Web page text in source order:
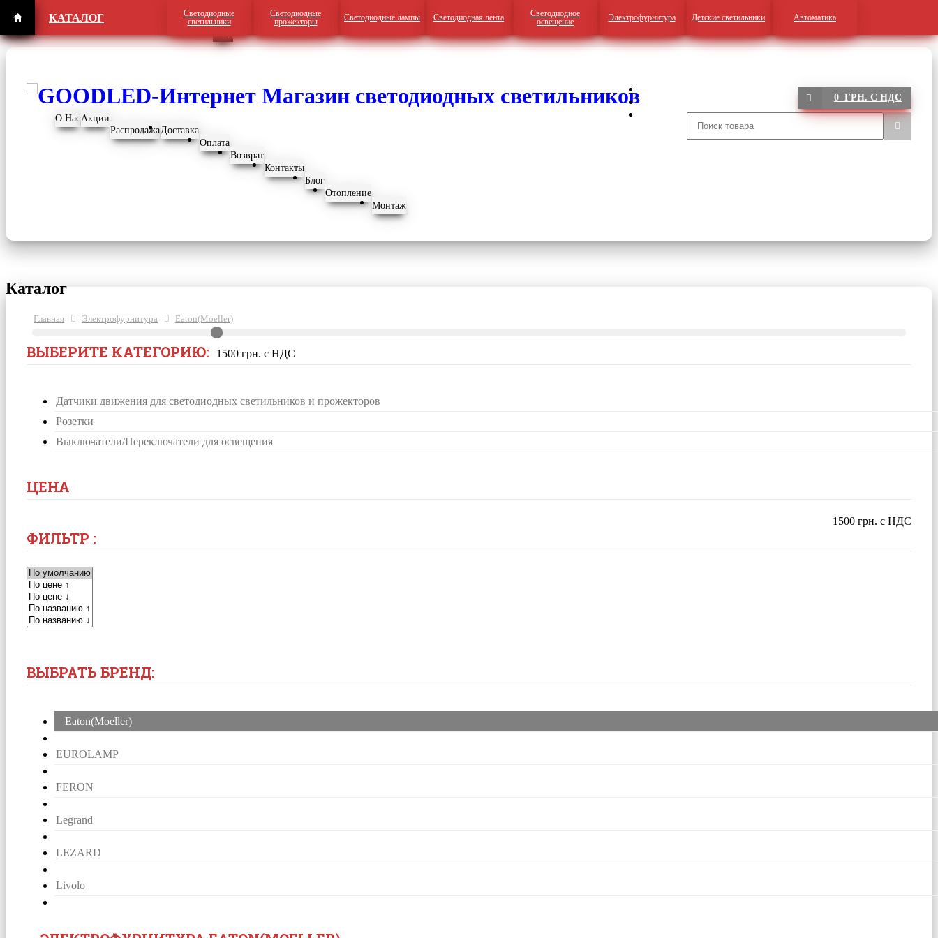
КАТАЛОГ
Светодиодные
светильники
Светодиодные
прожекторы
Светодиодные лампы Светодиодная лента
Светодиодное
освещение
Электрофурнитура Детские светильники Автоматика
Регистрация
0 ГРН. С НДС
О НасАкции
РаспродажаДоставка
Оплата
Возврат
Контакты
Блог
Отопление
Монтаж
Каталог
Главная Электрофурнитура Eaton(Moeller)
ВЫБЕРИТЕ КАТЕГОРИЮ:
Датчики движения для светодиодных светильников и прожекторов
Розетки
Выключатели/Переключатели для освещения
ЦЕНА
1500 грн. с НДС
1500 грн. с НДС
ФИЛЬТР :
ВЫБРАТЬ БРЕНД:
Eaton(Moeller)
EUROLAMP
FERON
Legrand
LEZARD
Livolo